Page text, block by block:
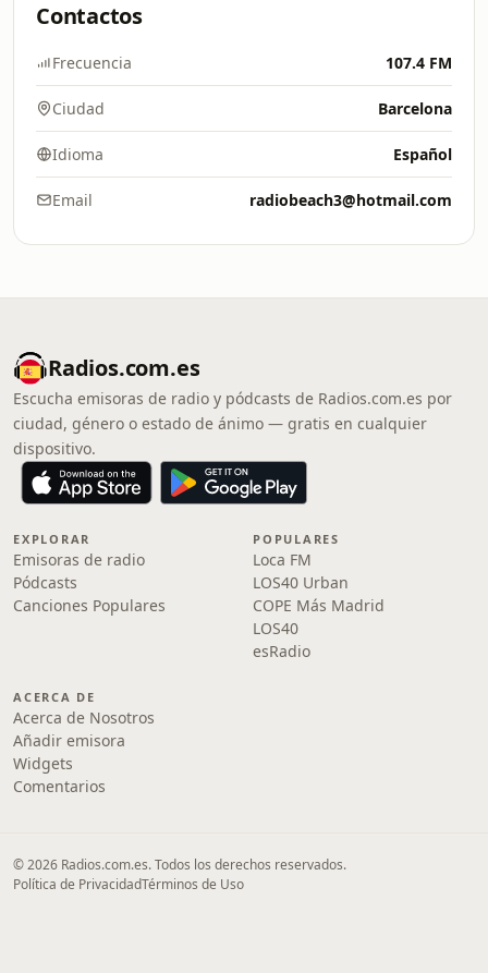
Contactos
Frecuencia 107.4 FM
Ciudad Barcelona
Idioma Español
Email radiobeach3@hotmail.com
Radios.com.es
Escucha emisoras de radio y pódcasts de Radios.com.es por
ciudad, género o estado de ánimo — gratis en cualquier
dispositivo.
EXPLORAR
Emisoras de radio
Pódcasts
Canciones Populares
POPULARES
Loca FM
LOS40 Urban
COPE Más Madrid
LOS40
esRadio
ACERCA DE
Acerca de Nosotros
Añadir emisora
Widgets
Comentarios
© 2026 Radios.com.es. Todos los derechos reservados.
Política de PrivacidadTérminos de Uso